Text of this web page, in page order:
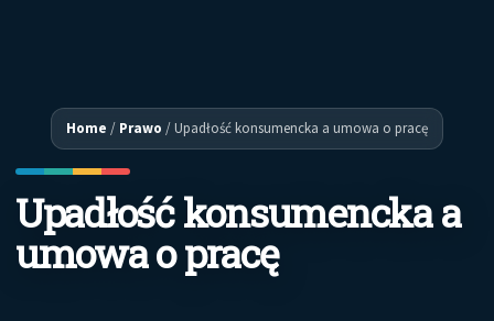
Home / Prawo /Upadłość konsumencka a umowa o pracę
Upadłość konsumencka a
umowa o pracę